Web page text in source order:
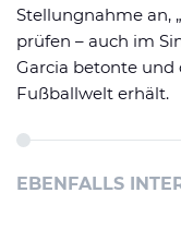
Stellungnahme an,
prüfen – auch im
Garcia betonte
Fußballwelt erhält.
EBENFALLS